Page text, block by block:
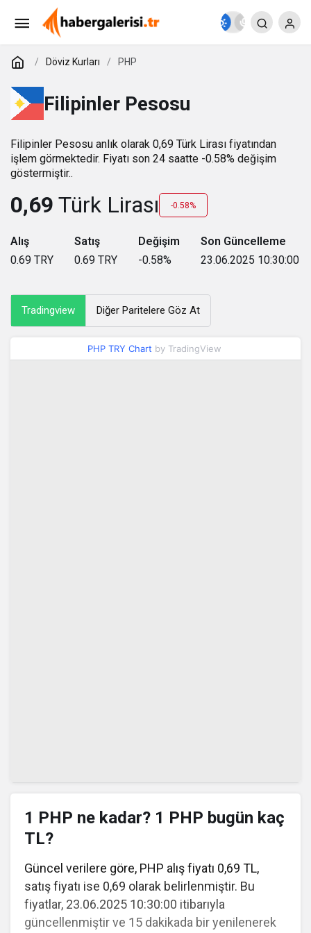
Döviz Kurları PHP
Filipinler Pesosu
Filipinler Pesosu anlık olarak 0,69 Türk Lirası fiyatından
işlem görmektedir. Fiyatı son 24 saatte -0.58% değişim
göstermiştir..
0,69 Türk Lirası -0.58%
Alış
0.69 TRY
Satış
0.69 TRY
Değişim
-0.58%
Son Güncelleme
23.06.2025 10:30:00
Tradingview Diğer Paritelere Göz At
PHP TRY Chart by TradingView
1 PHP ne kadar? 1 PHP bugün kaç
TL?
Güncel verilere göre, PHP alış fiyatı 0,69 TL,
satış fiyatı ise 0,69 olarak belirlenmiştir. Bu
fiyatlar, 23.06.2025 10:30:00 itibarıyla
güncellenmiştir ve 15 dakikada bir yenilenerek